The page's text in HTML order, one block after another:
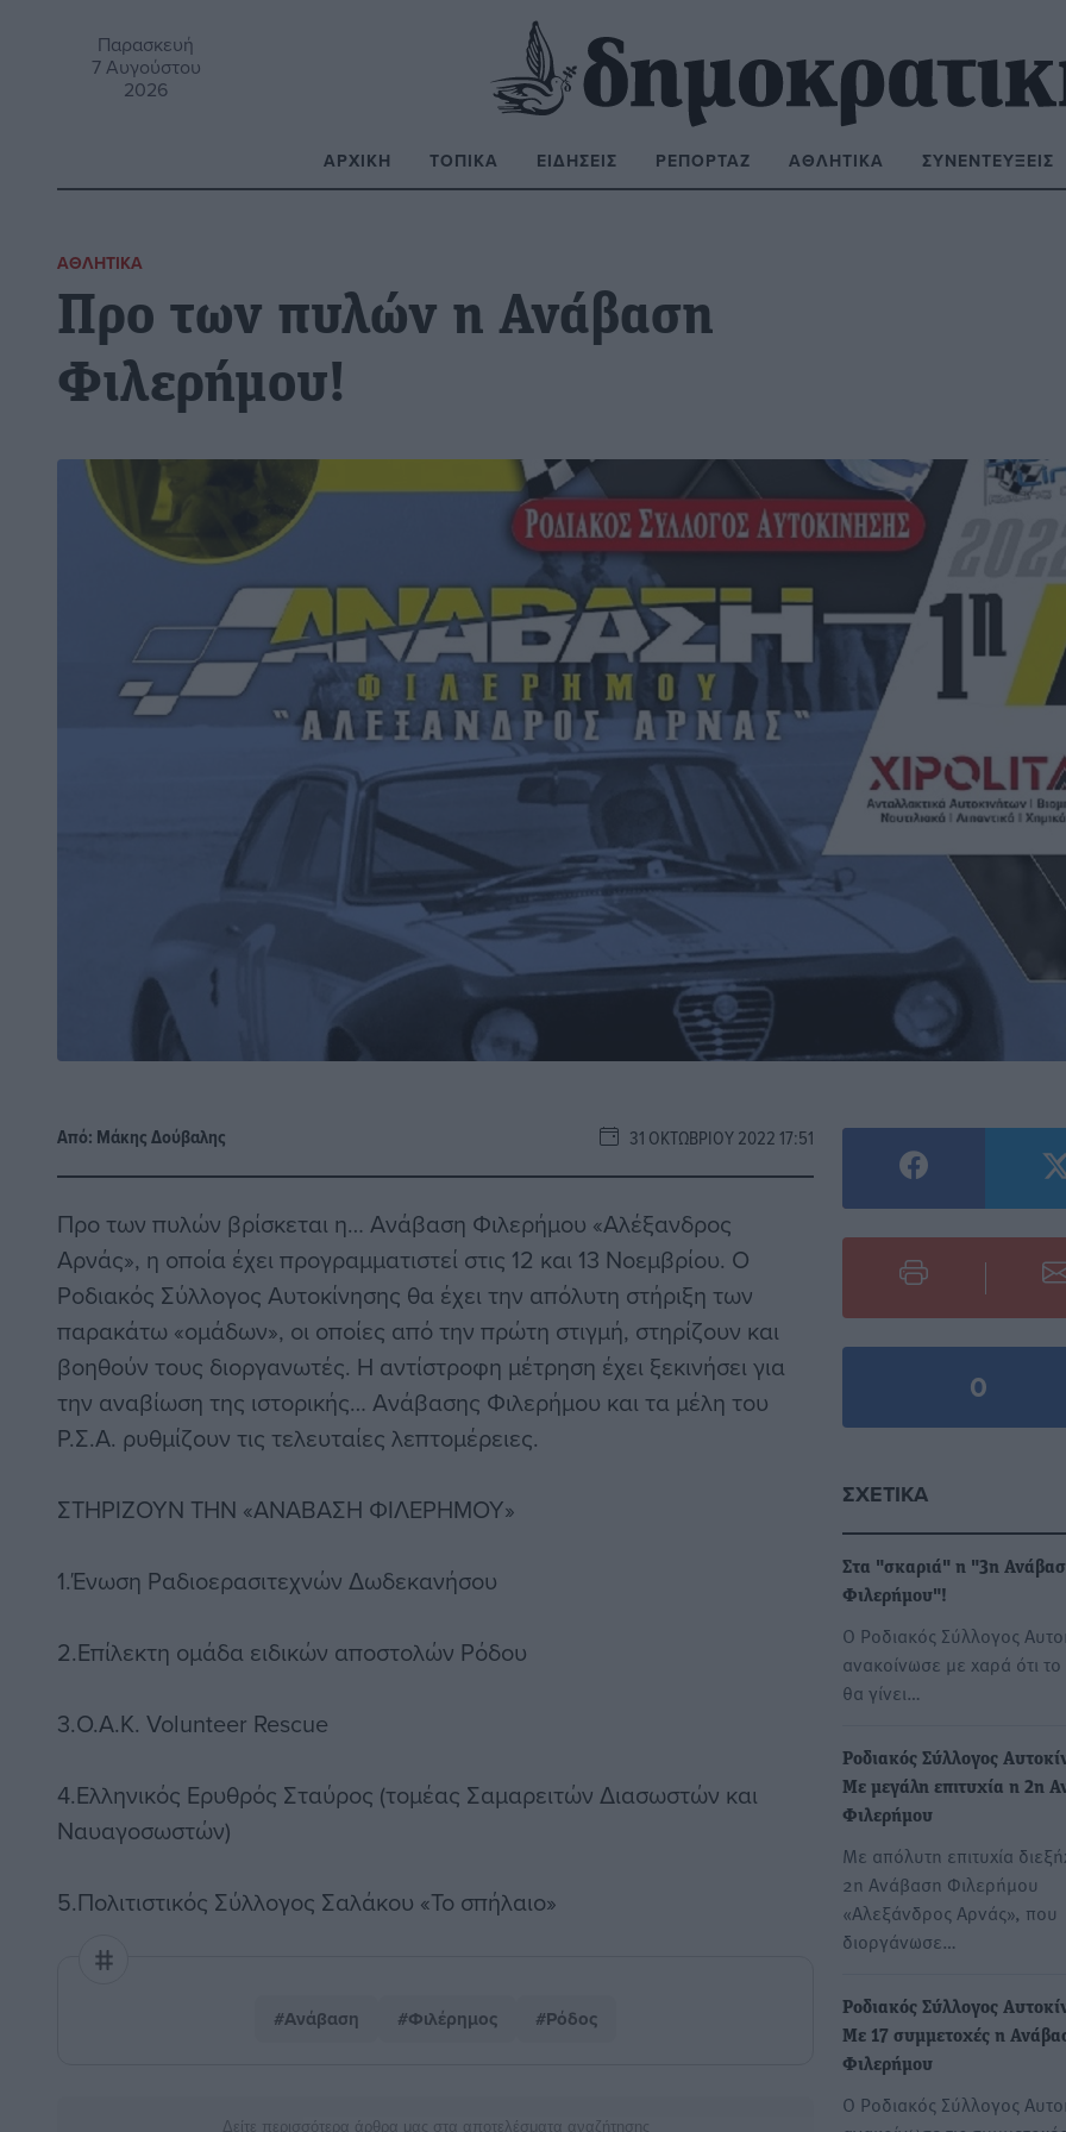
Παρασκευή
7 Αυγούστου
2026
ΑΡΧΙΚΉ ΤΟΠΙΚΆ ΕΙΔΉΣΕΙΣ ΡΕΠΟΡΤΆΖ ΑΘΛΗΤΙΚΆ ΣΥΝΕΝΤΕΎΞΕΙΣ
ΑΘΛΗΤΙΚΆ
Προ των πυλών η Ανάβαση
Φιλερήμου!
Από: Μάκης Δούβαλης 31 ΟΚΤΩΒΡΊΟΥ 2022 17:51
Προ των πυλών βρίσκεται η… Ανάβαση Φιλερήμου «Αλέξανδρος
Αρνάς», η οποία έχει προγραμματιστεί στις 12 και 13 Νοεμβρίου. Ο
Ροδιακός Σύλλογος Αυτοκίνησης θα έχει την απόλυτη στήριξη των
παρακάτω «ομάδων», οι οποίες από την πρώτη στιγμή, στηρίζουν και
βοηθούν τους διοργανωτές. Η αντίστροφη μέτρηση έχει ξεκινήσει για
την αναβίωση της ιστορικής… Ανάβασης Φιλερήμου και τα μέλη του
Ρ.Σ.Α. ρυθμίζουν τις τελευταίες λεπτομέρειες.
ΣΤΗΡΙΖΟΥΝ ΤΗΝ «ΑΝΑΒΑΣΗ ΦΙΛΕΡΗΜΟΥ»
1.Ένωση Ραδιοερασιτεχνών Δωδεκανήσου
2.Επίλεκτη ομάδα ειδικών αποστολών Ρόδου
3.Ο.Α.Κ. Volunteer Rescue
4.Ελληνικός Ερυθρός Σταύρος (τομέας Σαμαρειτών Διασωστών και
Ναυαγοσωστών)
5.Πολιτιστικός Σύλλογος Σαλάκου «Το σπήλαιο»
#Ανάβαση #Φιλέρημος #Ρόδος
Δείτε περισσότερα άρθρα μας στα αποτελέσματα αναζήτησης
0
ΣΧΕΤΙΚΆ
Στα "σκαριά" η "3η
Φιλερήμου"!
Ο Ροδιακός Σύλλογος
ανακοίνωσε με χαρά ότι
θα γίνει…
Ροδιακός Σύλλογος
Με μεγάλη επιτυχία η 2η
Φιλερήμου
Με απόλυτη επιτυχία
2η Ανάβαση Φιλερήμου
«Αλεξάνδρος Αρνάς», που
διοργάνωσε…
Ροδιακός Σύλλογος
Με 17 συμμετοχές η
Φιλερήμου
Ο Ροδιακός Σύλλογος